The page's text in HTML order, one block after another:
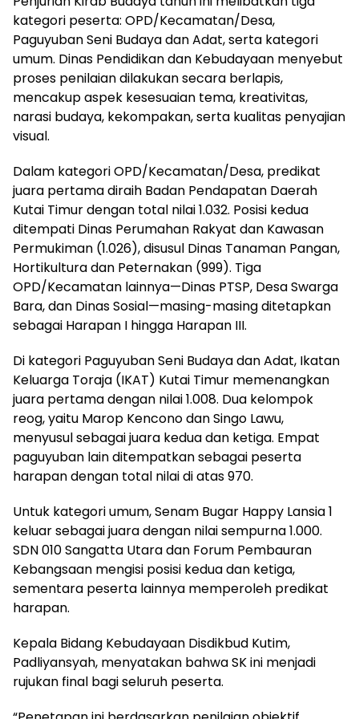
kategori peserta: OPD/Kecamatan/Desa,
Paguyuban Seni Budaya dan Adat, serta kategori
umum. Dinas Pendidikan dan Kebudayaan menyebut
proses penilaian dilakukan secara berlapis,
mencakup aspek kesesuaian tema, kreativitas,
narasi budaya, kekompakan, serta kualitas penyajian
visual.
Dalam kategori OPD/Kecamatan/Desa, predikat
juara pertama diraih Badan Pendapatan Daerah
Kutai Timur dengan total nilai 1.032. Posisi kedua
ditempati Dinas Perumahan Rakyat dan Kawasan
Permukiman (1.026), disusul Dinas Tanaman Pangan,
Hortikultura dan Peternakan (999). Tiga
OPD/Kecamatan lainnya—Dinas PTSP, Desa Swarga
Bara, dan Dinas Sosial—masing-masing ditetapkan
sebagai Harapan I hingga Harapan III.
Di kategori Paguyuban Seni Budaya dan Adat, Ikatan
Keluarga Toraja (IKAT) Kutai Timur memenangkan
juara pertama dengan nilai 1.008. Dua kelompok
reog, yaitu Marop Kencono dan Singo Lawu,
menyusul sebagai juara kedua dan ketiga. Empat
paguyuban lain ditempatkan sebagai peserta
harapan dengan total nilai di atas 970.
Untuk kategori umum, Senam Bugar Happy Lansia 1
keluar sebagai juara dengan nilai sempurna 1.000.
SDN 010 Sangatta Utara dan Forum Pembauran
Kebangsaan mengisi posisi kedua dan ketiga,
sementara peserta lainnya memperoleh predikat
harapan.
Kepala Bidang Kebudayaan Disdikbud Kutim,
Padliyansyah, menyatakan bahwa SK ini menjadi
rujukan final bagi seluruh peserta.